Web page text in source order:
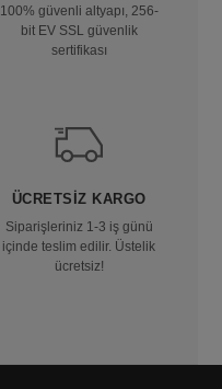
100% güvenli altyapı, 256-
bit EV SSL güvenlik
sertifikası
ÜCRETSIZ KARGO
Siparişleriniz 1-3 iş günü
içinde teslim edilir. Üstelik
ücretsiz!